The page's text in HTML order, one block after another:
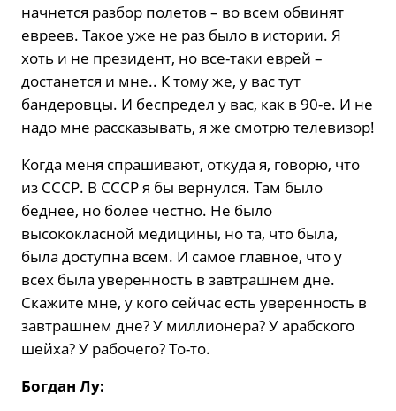
начнется разбор полетов – во всем обвинят
евреев. Такое уже не раз было в истории. Я
хоть и не президент, но все-таки еврей –
достанется и мне.. К тому же, у вас тут
бандеровцы. И беспредел у вас, как в 90-е. И не
надо мне рассказывать, я же смотрю телевизор!
Когда меня спрашивают, откуда я, говорю, что
из СССР. В СССР я бы вернулся. Там было
беднее, но более честно. Не было
высококласной медицины, но та, что была,
была доступна всем. И самое главное, что у
всех была уверенность в завтрашнем дне.
Скажите мне, у кого сейчас есть уверенность в
завтрашнем дне? У миллионера? У арабского
шейха? У рабочего? То-то.
Богдан Лу: